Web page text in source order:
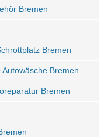
Bremen
Bremen
Bremen
Bremen